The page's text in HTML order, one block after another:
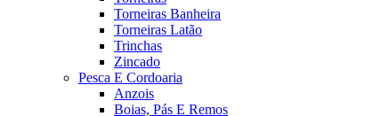
Torneiras Banheira
Torneiras Latão
Trinchas
Zincado
Pesca E Cordoaria
Anzois
Boias, Pás E Remos